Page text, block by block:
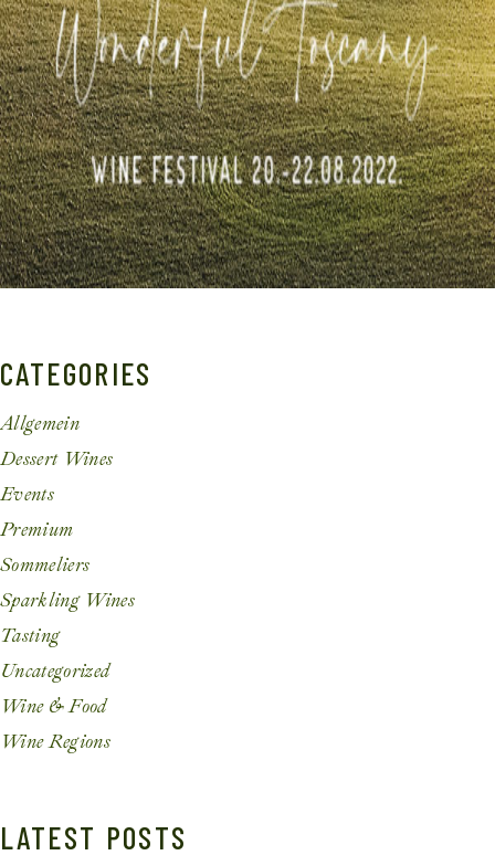
CATEGORIES
Allgemein
Dessert Wines
Events
Premium
Sommeliers
Sparkling Wines
Tasting
Uncategorized
Wine & Food
Wine Regions
LATEST POSTS